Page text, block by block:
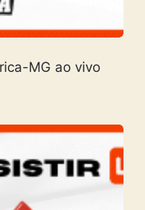
MG ao vivo